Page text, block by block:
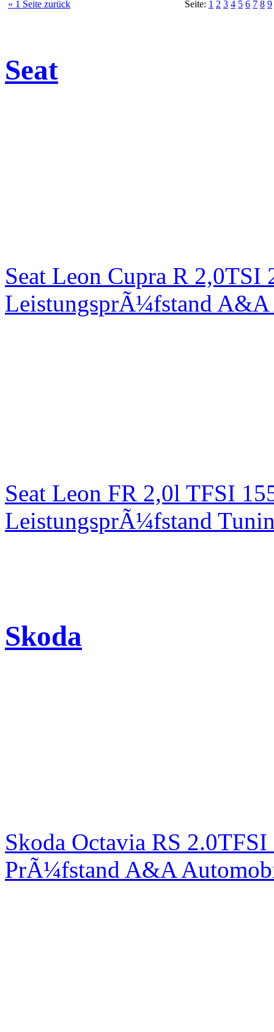
« 1 Seite zurück Seite: 1 2 3 4 5 6 7 8 9
Seat
Seat Leon Cupra R
LeistungsprÃ¼fstand
Seat Leon FR 2,0l TFSI
LeistungsprÃ¼fstand
Skoda
Skoda Octavia RS
PrÃ¼fstand A&A